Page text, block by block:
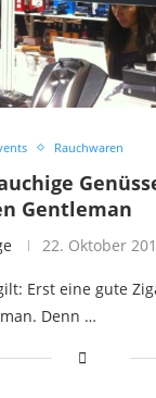
Rauchwaren
Gentleman
22. Oktober
Erst eine gute
Denn …